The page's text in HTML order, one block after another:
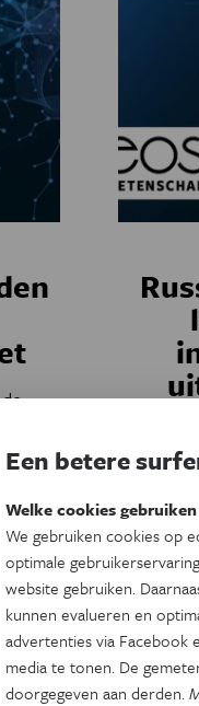
te
jaar bij
Een betere
Welke cookies
We gebruiken cookies op
optimale
website gebruiken.
kunnen evalueren en
advertenties via Facebook
media te tonen. De
doorgegeven aan derden.